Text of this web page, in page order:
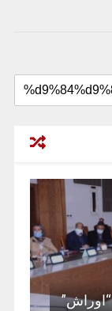
“اوراش”